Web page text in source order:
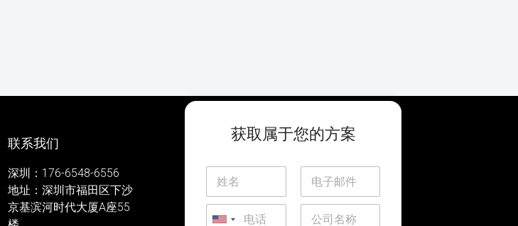
联系我们
深圳：176-6548-6556
地址：深圳市福田区下沙
京基滨河时代大厦A座55
获取属于您的方案